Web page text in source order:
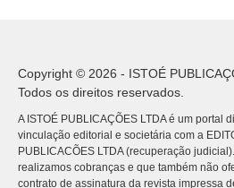
Copyright © 2026 - ISTOÉ
Todos os direitos reservados.
A ISTOÉ PUBLICAÇÕES LTDA é um portal
vinculação editorial e societária com a
PUBLICACÕES LTDA (recuperação
realizamos cobranças e que também não
contrato de assinatura da revista impressa